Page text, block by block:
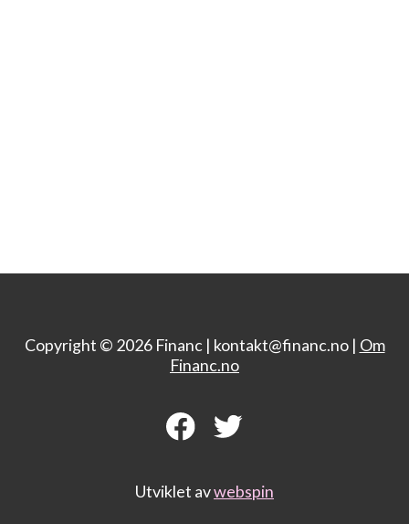
Copyright © 2026 Financ | kontakt@financ.no | Om
Financ.no
Utviklet avwebspin